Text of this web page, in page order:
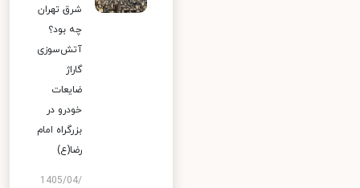
شرق تهران
چه بود؟
آتش‌سوزی
گاراژ
ضایعات
خودرو در
بزرگراه امام
رضا(ع)
1405/04/